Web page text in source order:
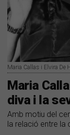
Maria Callas i Elvira De
Maria
diva i la
Amb motiu del
la relació entre la